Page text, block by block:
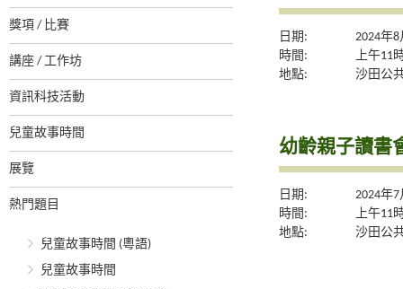
獎項 / 比賽
講座 / 工作坊
資訊科技活動
兒童故事時間
展覽
熱門題目
兒童故事時間 (粵語)
兒童故事時間
日期:
2024年
時間:
上午11
地點:
沙田公
幼齡親子讀書
日期:
2024年
時間:
上午11
地點:
沙田公